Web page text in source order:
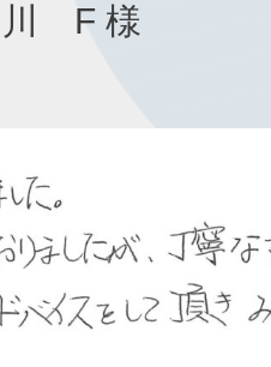
川 F 様